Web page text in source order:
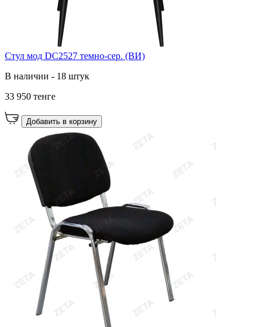
Стул мод DC2527 темно-сер. (ВИ)
В наличии - 18 штук
33 950 тенге
Добавить в корзину